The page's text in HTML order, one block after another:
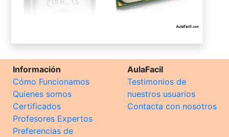
Información
Cómo Funcionamos
Quienes somos
Certificados
Profesores Expertos
Preferencias de
AulaFacil
Testimonios de
nuestros usuarios
Contacta con nosotros